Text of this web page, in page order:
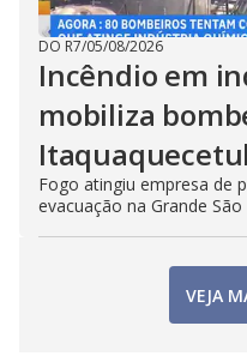
DO R7/05/08/2026
Incêndio em
mobiliza
Fogo atingiu empresa de
evacuação na Grande São
VEJA